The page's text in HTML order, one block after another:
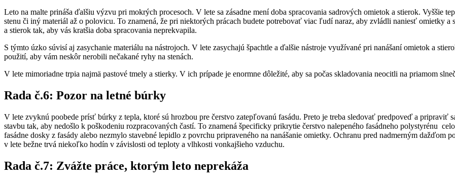
Leto na malte prináša ďalšiu výzvu pri mokrých procesoch. V lete sa zásadne mení doba spracovania sadrových omietok a stierok. Vyššie
stenu či iný materiál až o polovicu. To znamená, že pri niektorých prácach budete potrebovať viac ľudí naraz, aby zvládli naniesť omietky
a stierok tak, aby vás kratšia doba spracovania neprekvapila.
S týmto úzko súvisí aj zasychanie materiálu na nástrojoch. V lete zasychajú špachtle a ďalšie nástroje využívané pri nanášaní omietok a
použití, aby vám neskôr nerobili nečakané ryhy na stenách.
V lete mimoriadne trpia najmä pastové tmely a stierky. V ich prípade je enormne dôležité, aby sa počas skladovania neocitli na priamom
Rada č.6: Pozor na letné búrky
V lete zvyknú poobede prísť búrky z tepla, ktoré sú hrozbou pre čerstvo zatepľovanú fasádu. Preto je treba sledovať predpoveď a pripraviť
stavbu tak, aby nedošlo k poškodeniu rozpracovaných častí. To znamená špecificky prikrytie čerstvo nalepeného fasádneho polystyrénu
fasádne dosky z fasády alebo nezmylo stavebné lepidlo z povrchu pripraveného na nanášanie omietky. Ochranu pred nadmerným dažďom
v lete bežne trvá niekoľko hodín v závislosti od teploty a vlhkosti vonkajšieho vzduchu.
Rada č.7: Zvážte práce, ktorým leto neprekáža